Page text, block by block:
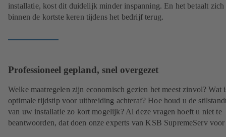
installatie, kost dit duidelijk minder inspanning. En het betaalt zich
binnen de kortste keren tijdens het bedrijf terug.
Professioneel gepland, snel overgezet
Welke maatregelen zijn economisch gezien het meest zinvol? Wat
optimale tijdstip voor uitbreiding achteraf? Hoe houd u de
van uw installatie zo kort mogelijk? Al deze vragen hoeft u niet te
beantwoorden, dat doen onze experts van KSB SupremeServ